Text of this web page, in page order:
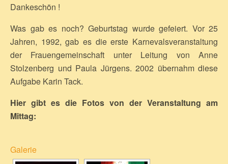
Dankeschön !
Was gab es noch? Geburtstag wurde gefeiert. Vor 25
Jahren, 1992, gab es die erste Karnevalsveranstaltung
der Frauengemeinschaft unter Leitung von Anne
Stolzenberg und Paula Jürgens. 2002 übernahm diese
Aufgabe Karin Tack.
Hier gibt es die Fotos von der Veranstaltung am
Mittag:
Galerie